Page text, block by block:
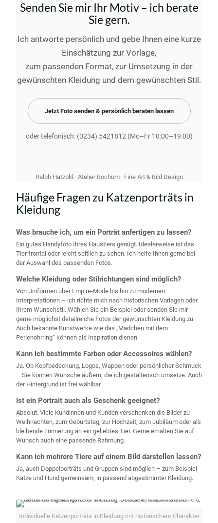
Senden Sie mir Ihr Motiv – ich berate
Sie gern.
Ich antworte persönlich und gebe Ihnen eine kurze
Einschätzung zur Vorlage,
zum passenden Format, zur Umsetzung in der
gewünschten Kleidung und dem gewünschten Stil.
Jetzt Foto senden & persönlich beraten lassen
oder telefonisch: (0234) 5421812 (Mo–Fr 10:00–19:00)
Ralph Hatzold · Atelier Bochum · Fine Art & Bild Design
Häufige Fragen zu Katzenporträts in
Kleidung
Was brauche ich, um ein Porträt anfertigen zu lassen?
Ein gutes Handyfoto Ihres Haustiers genügt. Idealerweise ist das
Tier frontal oder leicht seitlich zu sehen. Ich helfe Ihnen gerne bei
der Auswahl des passenden Fotos.
Welche Kleidung oder Stilrichtungen sind möglich?
Von Uniformen über Empire-Mode bis hin zu modernen
Interpretationen – ich richte mich nach historischen Vorlagen oder
Ihrem Wunschstil. Wählen Sie ein Beispiel oder senden Sie mir
gerne möglichst detailreiche Fotos der gewünschten Kleidung zu.
Auch bekannte Kunstwerke wie das „Mädchen mit dem
Perlenohrring“ können als Inspiration dienen.
Kann ich bestimmte Farben oder Accessoires wählen?
Ja. Ob Kopfbedeckung, Logos, Wappen oder persönlicher Schmuck
– Sie können Wünsche äußern, die ich gestalterisch umsetze. Auch
der Hintergrund ist frei wählbar.
Ist ein Portrait auch als Geschenk geeignet?
Absolut. Viele Kundinnen und Kunden verschenken die Bilder zu
Weihnachten, zum Geburtstag, zur Hochzeit, zum Jubiläum oder als
bleibende Erinnerung an ein geliebtes Tier. Gerne erhalten Sie auf
Wunsch auch eine passende Rahmung.
Kann ich mehrere Tiere auf einem Bild darstellen lassen?
Ja, auch Doppelporträts und Gruppen sind möglich – zum Beispiel
Katze und Hund gemeinsam, in passend abgestimmter Kleidung.
Individuelle Katzenporträts in Kleidung mit historischem Charakter